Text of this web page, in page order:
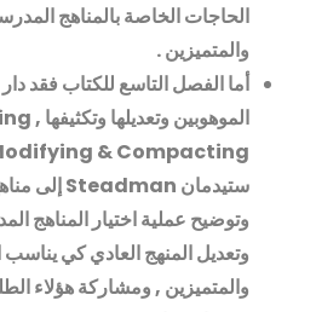
الحاجات الخاصة بالمناهج
والمتميزين.
أما الفصل التاسع للكتاب فقد
الموهوبين وتعديلها وتكثيفها ,
& Compacting
ستيدمان
إلى
وتوضيح عملية اختيار المناهج
وتعديل المنهج العادي كي يناسب
والمتميزين , ومشاركة هؤلاء